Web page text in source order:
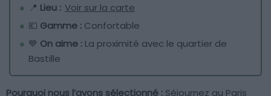
📍 Lieu : Voir sur la carte
💶 Gamme : Confortable
💙 On aime : La proximité avec le quartier de
Bastille
Pourquoi nous l’avons sélectionné : Séjournez au Paris